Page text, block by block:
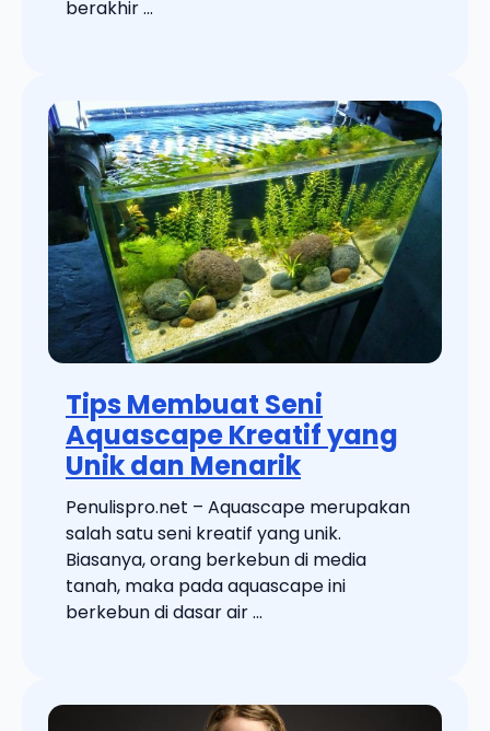
berakhir ...
Tips Membuat Seni
Aquascape Kreatif yang
Unik dan Menarik
Penulispro.net – Aquascape merupakan
salah satu seni kreatif yang unik.
Biasanya, orang berkebun di media
tanah, maka pada aquascape ini
berkebun di dasar air ...